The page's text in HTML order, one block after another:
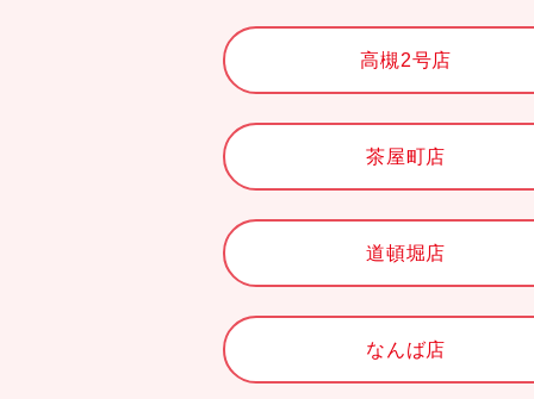
高槻2号店
茶屋町店
道頓堀店
なんば店